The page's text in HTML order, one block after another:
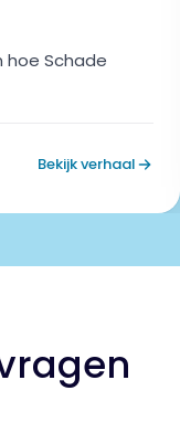
hoe Schade
Bekijk verhaal